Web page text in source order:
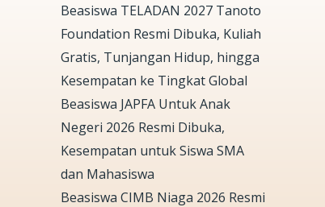
Beasiswa TELADAN 2027 Tanoto
Foundation Resmi Dibuka, Kuliah
Gratis, Tunjangan Hidup, hingga
Kesempatan ke Tingkat Global
Beasiswa JAPFA Untuk Anak
Negeri 2026 Resmi Dibuka,
Kesempatan untuk Siswa SMA
dan Mahasiswa
Beasiswa CIMB Niaga 2026 Resmi